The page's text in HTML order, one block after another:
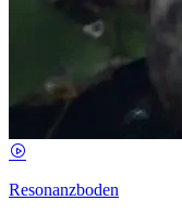
Resonanzboden